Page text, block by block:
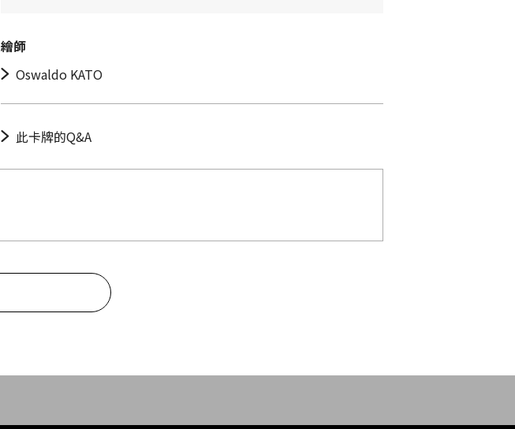
繪師
Oswaldo KATO
此卡牌的Q&A